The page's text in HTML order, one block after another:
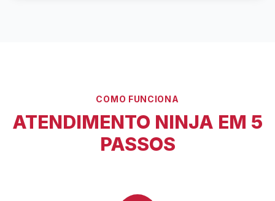
COMO FUNCIONA
ATENDIMENTO NINJA EM 5
PASSOS